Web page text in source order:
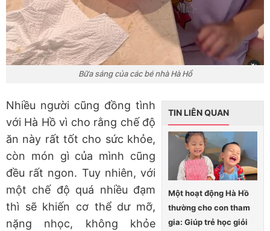
Bữa sáng của các bé nhà Hà Hồ
TIN LIÊN QUAN
Một hoạt động Hà Hồ
thường cho con tham
gia: Giúp trẻ học giỏi
Nhiều người cũng đồng tình
với Hà Hồ vì cho rằng chế độ
ăn này rất tốt cho sức khỏe,
còn món gì của mình cũng
đều rất ngon. Tuy nhiên, với
một chế độ quá nhiều đạm
thì sẽ khiến cơ thể dư mỡ,
nặng nhọc, không khỏe